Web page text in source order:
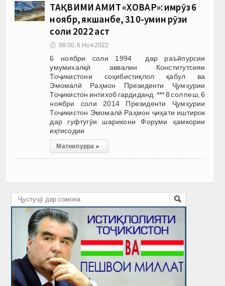
ТАҚВИМИ АМИТ «ХОВАР»: имрӯз 6
ноябр, якшанбе, 310-умин рӯзи
соли 2022 аст
🕔 08:00, 6.Ноя 2022
6 ноябри соли 1994 дар раъйпурсии
умумихалқӣ аввалин Конститутсияи
Тоҷикистони соҳибистиқлол қабул ва
Эмомалӣ Раҳмон Президенти Ҷумҳурии
Тоҷикистон интихоб гардиданд. *** 8 сол пеш, 6
ноябри соли 2014 Президенти Ҷумҳурии
Тоҷикистон Эмомалӣ Раҳмон ҷиҳати иштирок
дар гуфтугӯи шарикони Форуми ҳамкории
иқтисодии
Матни пурра ▸